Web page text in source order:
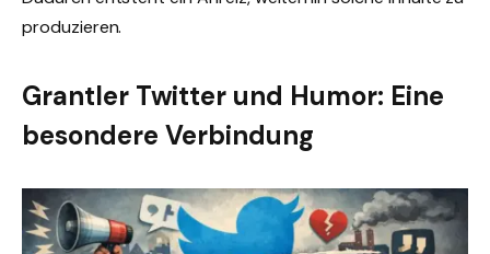
produzieren.
Grantler Twitter und Humor: Eine
besondere Verbindung